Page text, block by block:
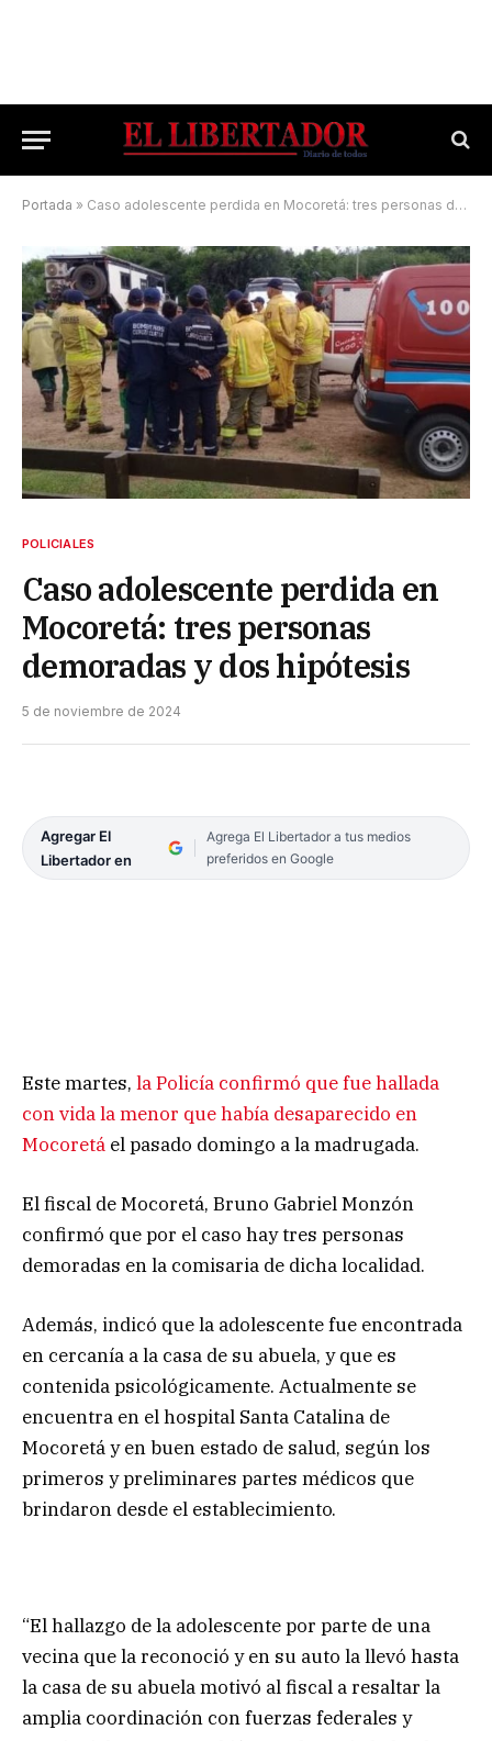
Portada » Caso adolescente perdida en Mocoretá: tres personas demoradas y dos hipótesis
POLICIALES
Caso adolescente perdida en
Mocoretá: tres personas
demoradas y dos hipótesis
5 de noviembre de 2024
Agregar El
Libertador en
Agrega El Libertador a tus medios
preferidos en Google
Este martes, la Policía confirmó que fue hallada
con vida la menor que había desaparecido en
Mocoretá el pasado domingo a la madrugada.
El fiscal de Mocoretá, Bruno Gabriel Monzón
confirmó que por el caso hay tres personas
demoradas en la comisaria de dicha localidad.
Además, indicó que la adolescente fue encontrada
en cercanía a la casa de su abuela, y que es
contenida psicológicamente. Actualmente se
encuentra en el hospital Santa Catalina de
Mocoretá y en buen estado de salud, según los
primeros y preliminares partes médicos que
brindaron desde el establecimiento.
“El hallazgo de la adolescente por parte de una
vecina que la reconoció y en su auto la llevó hasta
la casa de su abuela motivó al fiscal a resaltar la
amplia coordinación con fuerzas federales y